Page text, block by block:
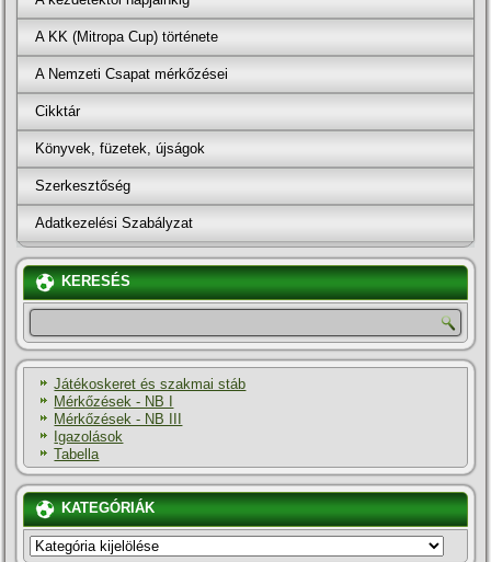
A KK (Mitropa Cup) története
A Nemzeti Csapat mérkőzései
Cikktár
Könyvek, füzetek, újságok
Szerkesztőség
Adatkezelési Szabályzat
KERESÉS
Játékoskeret és szakmai stáb
Mérkőzések - NB I
Mérkőzések - NB III
Igazolások
Tabella
KATEGÓRIÁK
KATEGÓRIÁK